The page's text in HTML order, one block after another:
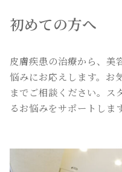
初めての方へ
皮膚疾患の治療から、美
悩みにお応えします。お
までご相談ください。ス
るお悩みをサポートします